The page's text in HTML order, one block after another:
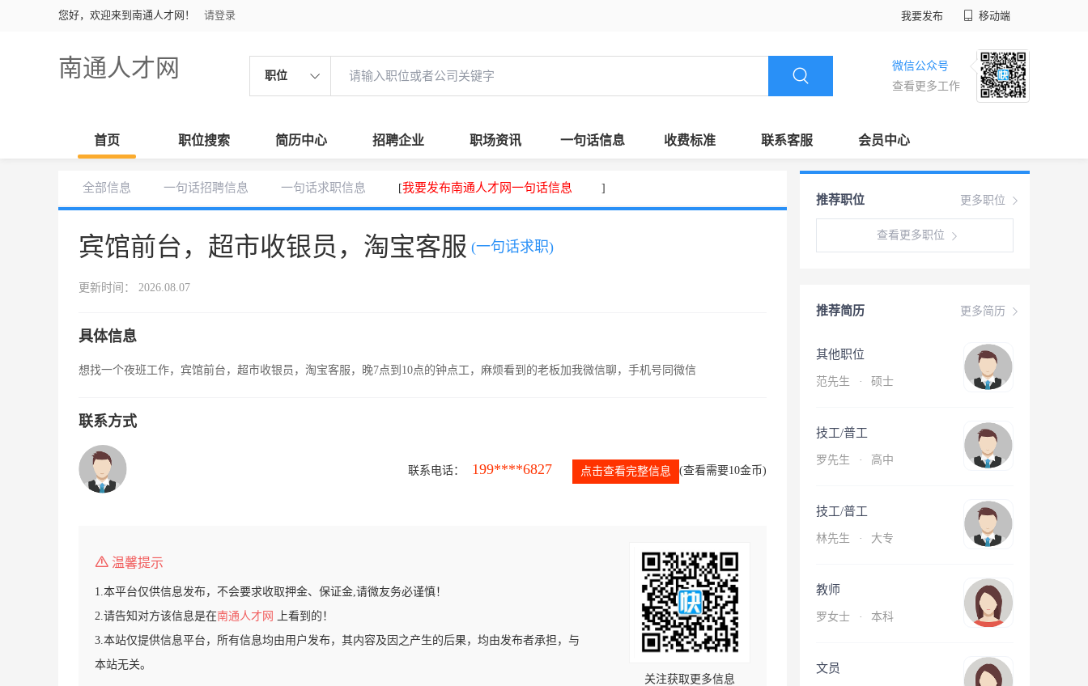
您好，欢迎来到南通人才网！ 请登录 我要发布 移动端
南通人才网 职位
微信公众号
查看更多工作
首页 职位搜索 简历中心 招聘企业 职场资讯 一句话信息 收费标准 联系客服 会员中心
全部信息 一句话招聘信息 一句话求职信息 [我要发布南通人才网一句话信息 ]
宾馆前台，超市收银员，淘宝客服 (一句话求职)
更新时间： 2026.08.07
具体信息
想找一个夜班工作，宾馆前台，超市收银员，淘宝客服，晚7点到10点的钟点工，麻烦看到的老板加我微信聊，手机号同微信
联系方式
联系电话： 199****6827 点击查看完整信息 (查看需要10金币)
温馨提示
1.本平台仅供信息发布，不会要求收取押金、保证金,请微友务必谨慎！
2.请告知对方该信息是在南通人才网
上看到的！
3.本站仅提供信息平台，所有信息均由用户发布，其内容及因之产生的后果，均由发布者承担，与
本站无关。
关注获取更多信息
更多职位
推荐职位
查看更多职位
更多简历
推荐简历
其他职位
范先生 · 硕士
技工/普工
罗先生 · 高中
技工/普工
林先生 · 大专
教师
罗女士 · 本科
文员